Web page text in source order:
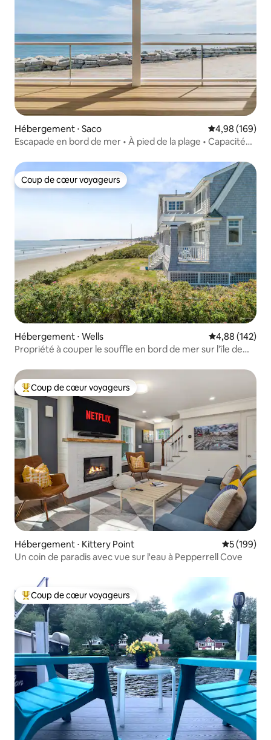
Hébergement ⋅ Saco Évaluation
4,98 (169)
Escapade en bord de mer • À pied de la plage • Capacité
Coup de cœur voyageurs
Coup de cœur voyageurs
Hébergement ⋅ Wells Évaluation
4,88 (142)
Propriété à couper le souffle en bord de mer sur l'île de
Coups de cœur voyageurs les plus appréciés
Coup de cœur voyageurs
Hébergement ⋅ Kittery Point Évaluation
5 (199)
Un coin de paradis avec vue sur l'eau à Pepperrell Cove
Coups de cœur voyageurs les plus appréciés
Coup de cœur voyageurs